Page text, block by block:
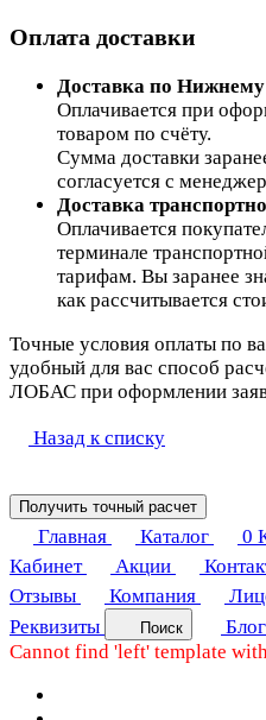
Оплата доставки
Доставка по
Оплачивается при
товаром по счёту.
Сумма доставки
согласуется с
Доставка
Оплачивается
терминале
тарифам. Вы заранее
как рассчитывается
Точные условия оплаты по
удобный для вас способ
ЛОБАС при оформлении
Назад к списку
Получить точный расчет
Главная Каталог 0
Кабинет
Акции
Отзывы
Компания
Реквизиты
Поиск Блог
Cannot find 'left' template